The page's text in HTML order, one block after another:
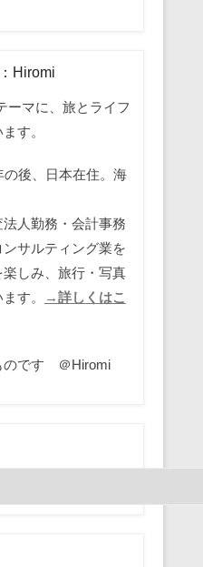
Hiromi
ーマに、旅とライフ
す。
後、日本在住。海
人勤務・会計事務
サルティング業を
しみ、旅行・写真
す。
→詳しくはこ
のです ＠Hiromi